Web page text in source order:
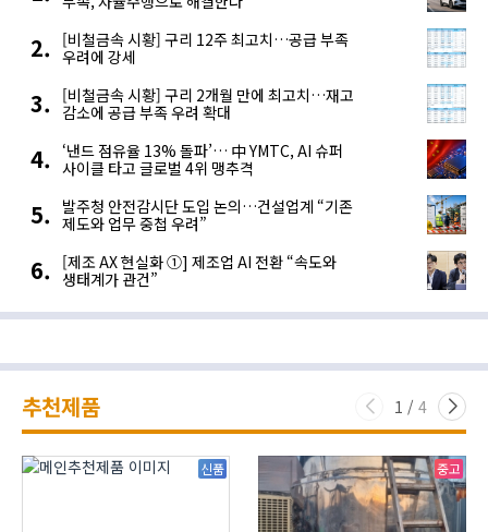
[비철금속 시황] 구리 12주 최고치…공급 부족
우려에 강세
[비철금속 시황] 구리 2개월 만에 최고치…재고
감소에 공급 부족 우려 확대
‘낸드 점유율 13% 돌파’… 中 YMTC, AI 슈퍼
사이클 타고 글로벌 4위 맹추격
발주청 안전감시단 도입 논의…건설업계 “기존
제도와 업무 중첩 우려”
[제조 AX 현실화 ①] 제조업 AI 전환 “속도와
생태계가 관건”
추천제품 1 / 4
신품 중고